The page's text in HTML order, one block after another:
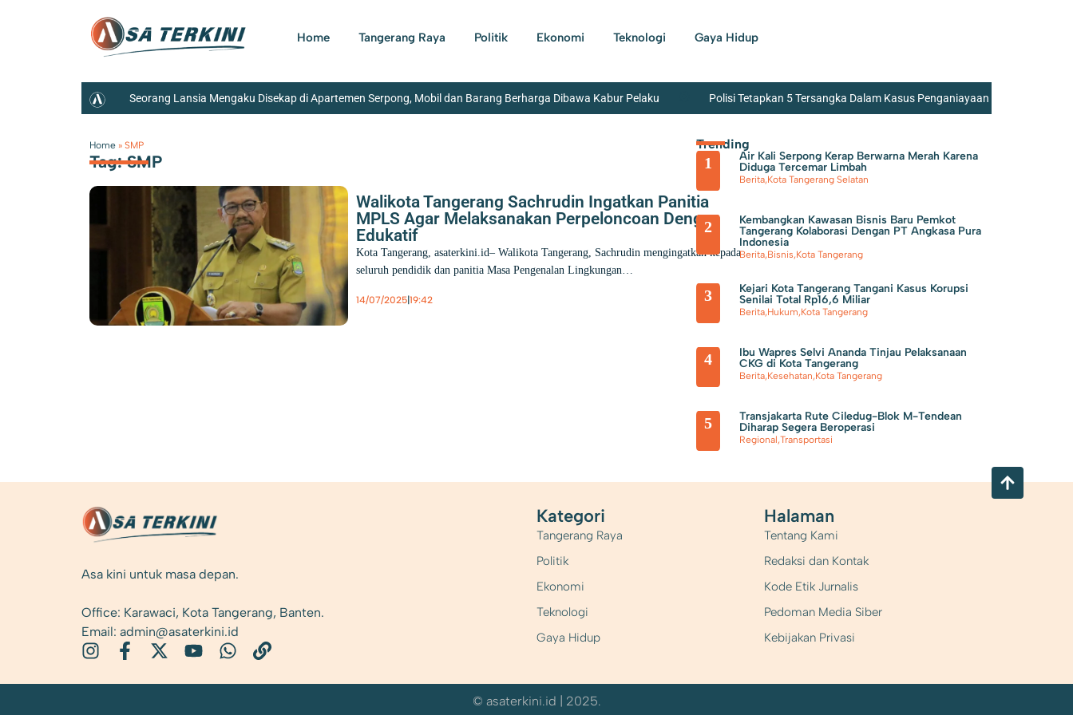
Home Tangerang Raya Politik Ekonomi Teknologi Gaya Hidup
Seorang Lansia Mengaku Disekap di Apartemen Serpong, Mobil dan Barang Berharga Dibawa Kabur Pelaku Polisi Tetapkan 5 Tersangka Dalam Kasus Penganiayaan
Teddy Indra Wijaya dan Mensos Syaiful Yusuf Tinjau Sekolah Rakyat di Curug Tangerang LPM Kota Tangerang Dapat Award 2026 dari DPP LPM RI Polsek
Neglasari Tangkap Pengedar Obat Keras dengan 1.785 Barang Bukti
Home » SMP
Tag: SMP
Walikota Tangerang Sachrudin Ingatkan Panitia
MPLS Agar Melaksanakan Perpeloncoan Dengan
Edukatif
Kota Tangerang, asaterkini.id– Walikota Tangerang, Sachrudin mengingatkan kepada
seluruh pendidik dan panitia Masa Pengenalan Lingkungan…
14/07/2025 |19:42
Trending
1
Air Kali Serpong Kerap Berwarna Merah Karena
Diduga Tercemar Limbah
Berita,Kota Tangerang Selatan
2
Kembangkan Kawasan Bisnis Baru Pemkot
Tangerang Kolaborasi Dengan PT Angkasa Pura
Indonesia
Berita,Bisnis,Kota Tangerang
3
Kejari Kota Tangerang Tangani Kasus Korupsi
Senilai Total Rp16,6 Miliar
Berita,Hukum,Kota Tangerang
4
Ibu Wapres Selvi Ananda Tinjau Pelaksanaan
CKG di Kota Tangerang
Berita,Kesehatan,Kota Tangerang
5
Transjakarta Rute Ciledug-Blok M-Tendean
Diharap Segera Beroperasi
Regional,Transportasi
Asa kini untuk masa depan.
Office: Karawaci, Kota Tangerang, Banten.
Email: admin@asaterkini.id
Kategori
Tangerang Raya
Politik
Ekonomi
Teknologi
Gaya Hidup
Halaman
Tentang Kami
Redaksi dan Kontak
Kode Etik Jurnalis
Pedoman Media Siber
Kebijakan Privasi
© asaterkini.id | 2025.